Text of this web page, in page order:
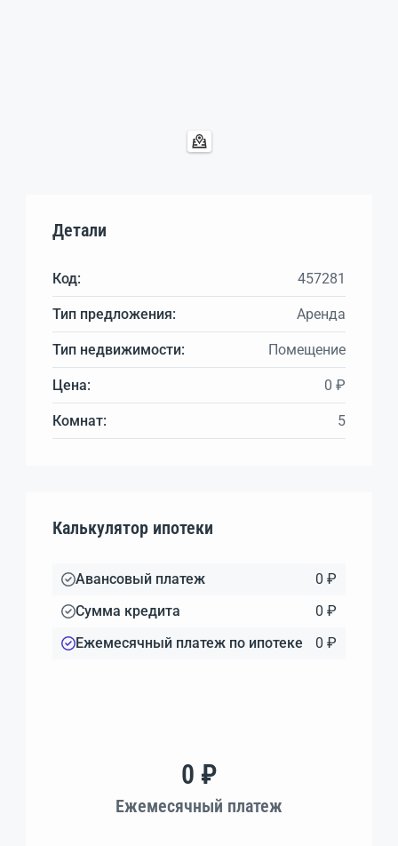
Детали
Код: 457281
Тип предложения: Аренда
Тип недвижимости: Помещение
Цена: 0 ₽
Комнат: 5
Калькулятор ипотеки
Авансовый платеж
0 ₽
Сумма кредита
0 ₽
Ежемесячный платеж по ипотеке
0 ₽
0 ₽
Ежемесячный платеж